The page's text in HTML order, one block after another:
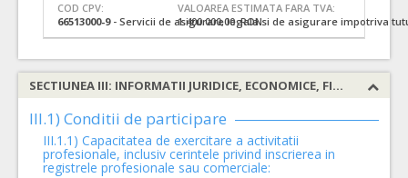
COD CPV:
66513000-9- Servicii de asigurare legala si de asigurare impotriva
VALOAREA ESTIMATA FARA TVA:
1.400.000,00 RON
SECTIUNEA III: INFORMATII JURIDICE, ECONOMICE, FINANCIARE SI TEHNICE
III.1) Conditii de participare
III.1.1) Capacitatea de exercitare a activitatii
profesionale, inclusiv cerintele privind inscrierea in
registrele profesionale sau comerciale: